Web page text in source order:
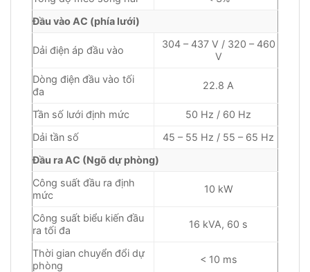
Đầu vào AC (phía lưới)
Dải điện áp đầu vào
304 – 437 V / 320 – 460
V
Dòng điện đầu vào tối
đa
22.8 A
Tần số lưới định mức
50 Hz / 60 Hz
Dải tần số
45 – 55 Hz / 55 – 65 Hz
Đầu ra AC (Ngõ dự phòng)
Công suất đầu ra định
mức
10 kW
Công suất biểu kiến đầu
ra tối đa
16 kVA, 60 s
Thời gian chuyển đổi dự
phòng
< 10 ms